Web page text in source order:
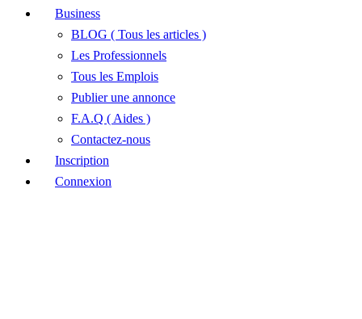
Business
BLOG ( Tous les articles )
Les Professionnels
Tous les Emplois
Publier une annonce
F.A.Q ( Aides )
Contactez-nous
Inscription
Connexion